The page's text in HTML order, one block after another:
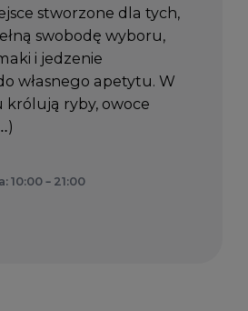
stworzone dla tych,
swobodę wyboru,
i jedzenie
własnego apetytu. W
królują ryby, owoce
10:00 – 21:00